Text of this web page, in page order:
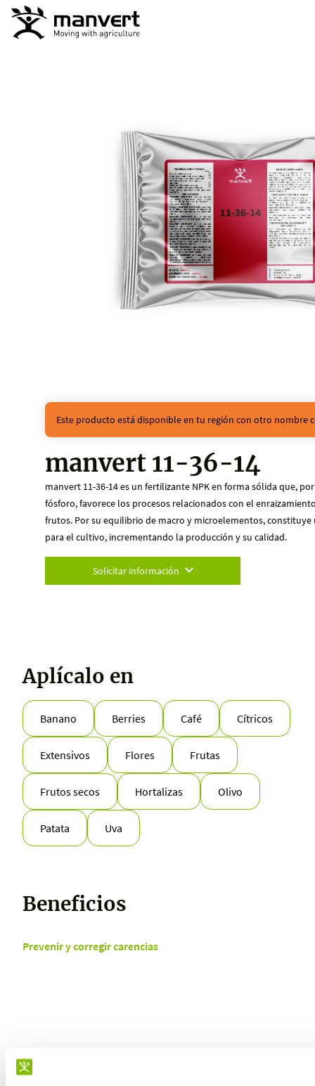
Este producto está disponible en tu región con otro nombre
manvert 11-36-14
manvert 11-36-14 es un fertilizante NPK en forma sólida que,
fósforo, favorece los procesos relacionados con el
frutos. Por su equilibrio de macro y microelementos,
para el cultivo, incrementando la producción y su calidad.
Solicitar información
Aplícalo en
Banano Berries Café Cítricos
Extensivos Flores Frutas
Frutos secos Hortalizas Olivo
Patata Uva
Beneficios
Prevenir y corregir carencias